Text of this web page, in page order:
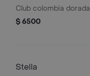
Club colombia dorada
$ 6500
Stella